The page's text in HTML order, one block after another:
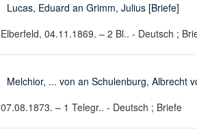
Lucas, Eduard an Grimm, Julius [Briefe]
Elberfeld, 04.11.1869. – 2 Bl.. - Deutsch ;
Melchior, ... von an Schulenburg, Albrecht
07.08.1873. – 1 Telegr.. - Deutsch ; Briefe